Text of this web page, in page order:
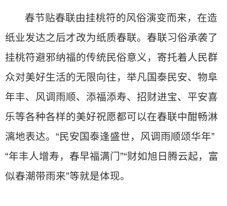
春节贴春联由挂桃符的风俗演变而来，在造
纸业发达之后才改为纸质春联。春联习俗承袭了
挂桃符避邪纳福的传统民俗意义，寄托着人民群
众对美好生活的无限向往，举凡国泰民安、物阜
年丰、风调雨顺、添福添寿、招财进宝、平安喜
乐等各种各样的美好祝愿都可以在春联中酣畅淋
漓地表达。“民安国泰逢盛世，风调雨顺颂华年”
“年丰人增寿，春早福满门”“财如旭日腾云起，富
似春潮带雨来”等就是体现。